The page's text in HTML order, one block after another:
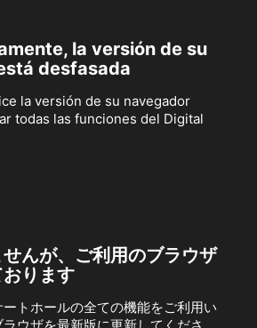
la versión de su
desfasada
la versión de su navegador
todas las funciones del Digital
んが、ご利用のブラウザ
ります
トホールの全ての機能をご利用い